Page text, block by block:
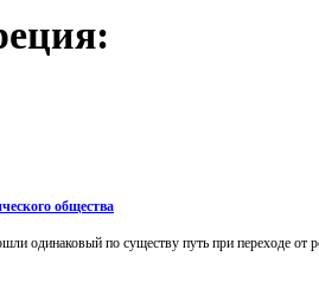
общества
одинаковый по существу путь при переходе